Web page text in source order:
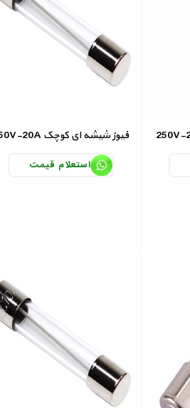
250V-20A فیوز شیشه ای کوچک
استعلام قیمت